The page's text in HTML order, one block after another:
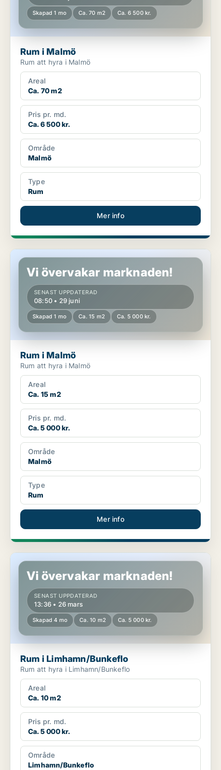
Skapad 1 mo Ca. 70 m2 Ca. 6 500 kr.
Rum i Malmö
Rum att hyra i Malmö
Areal
Ca. 70 m2
Pris pr. md.
Ca. 6 500 kr.
Område
Malmö
Type
Rum
Mer info
Rum i Malmö
Vi övervakar marknaden!
SENAST UPPDATERAD
08:50 • 29 juni
Skapad 1 mo Ca. 15 m2 Ca. 5 000 kr.
Rum i Malmö
Rum att hyra i Malmö
Areal
Ca. 15 m2
Pris pr. md.
Ca. 5 000 kr.
Område
Malmö
Type
Rum
Mer info
Rum i Limhamn/Bunkeflo
Vi övervakar marknaden!
SENAST UPPDATERAD
13:36 • 26 mars
Skapad 4 mo Ca. 10 m2 Ca. 5 000 kr.
Rum i Limhamn/Bunkeflo
Rum att hyra i Limhamn/Bunkeflo
Areal
Ca. 10 m2
Pris pr. md.
Ca. 5 000 kr.
Område
Limhamn/Bunkeflo